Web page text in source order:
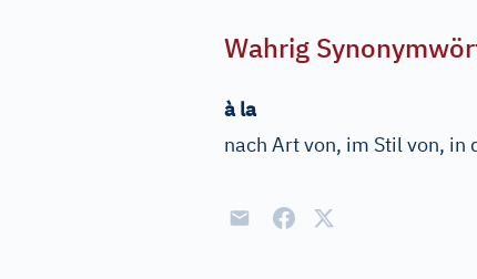
Wahrig
à la
nach Art von, im Stil von, in